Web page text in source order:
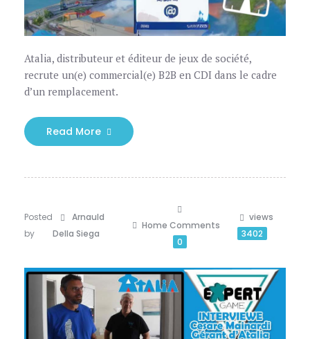
Atalia, distributeur et éditeur de jeux de société,
recrute un(e) commercial(e) B2B en CDI dans le cadre
d’un remplacement.
Read More
Posted
by
Arnauld
Della Siega
Home Comments
0
views
3402